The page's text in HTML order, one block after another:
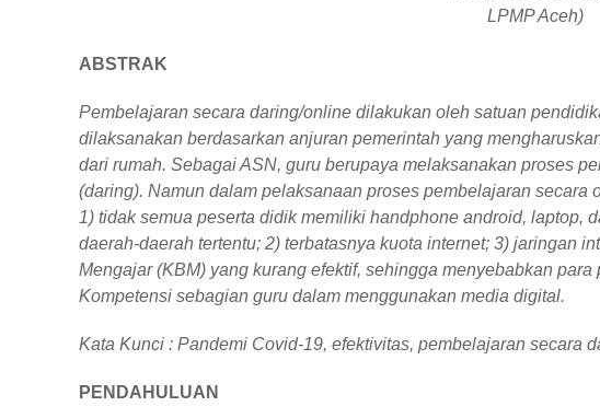
LPMP Aceh)
ABSTRAK
Pembelajaran secara daring/online dilakukan oleh satuan
dilaksanakan berdasarkan anjuran pemerintah yang
dari rumah. Sebagai ASN, guru berupaya melaksanakan proses
(daring). Namun dalam pelaksanaan proses pembelajaran secara
1) tidak semua peserta didik memiliki handphone android, laptop,
daerah-daerah tertentu; 2) terbatasnya kuota internet; 3) jaringan
Mengajar (KBM) yang kurang efektif, sehingga menyebabkan
Kompetensi sebagian guru dalam menggunakan media digital.
Kata Kunci : Pandemi Covid-19, efektivitas, pembelajaran secara
PENDAHULUAN